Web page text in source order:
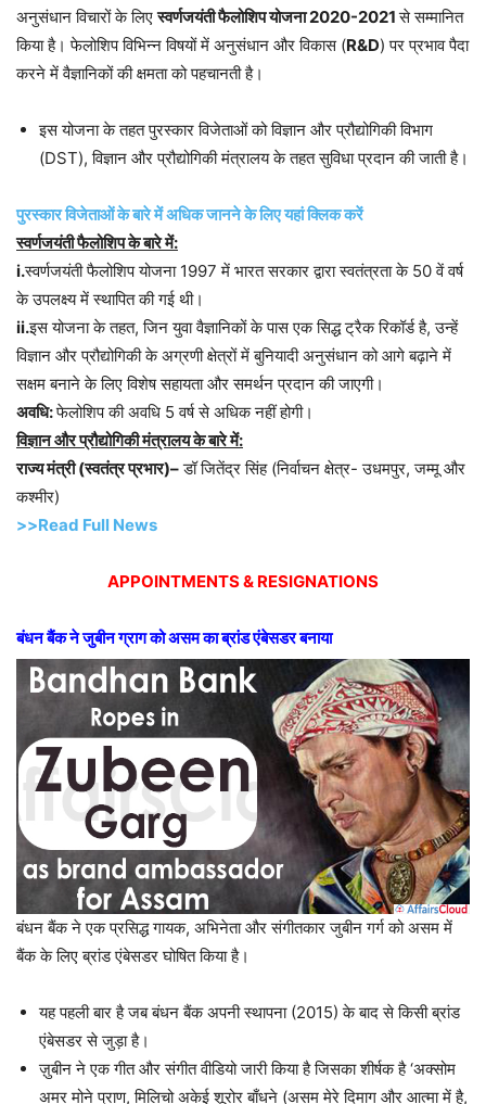
अनुसंधान विचारों के लिएस्वर्णजयंती फैलोशिप योजना 2020-2021से सम्मानित
किया है। फेलोशिप विभिन्न विषयों में अनुसंधान और विकास (R&D) पर प्रभाव पैदा
करने में वैज्ञानिकों की क्षमता को पहचानती है।
इस योजना के तहत पुरस्कार विजेताओं को विज्ञान और प्रौद्योगिकी विभाग
(DST), विज्ञान और प्रौद्योगिकी मंत्रालय के तहत सुविधा प्रदान की जाती है।
पुरस्कार विजेताओं के बारे में अधिक जानने के लिए यहां क्लिक करें
स्वर्णजयंती फैलोशिप के बारे में:
i.स्वर्णजयंती फैलोशिप योजना 1997 में भारत सरकार द्वारा स्वतंत्रता के 50 वें वर्ष
के उपलक्ष्य में स्थापित की गई थी।
ii.इस योजना के तहत, जिन युवा वैज्ञानिकों के पास एक सिद्ध ट्रैक रिकॉर्ड है, उन्हें
विज्ञान और प्रौद्योगिकी के अग्रणी क्षेत्रों में बुनियादी अनुसंधान को आगे बढ़ाने में
सक्षम बनाने के लिए विशेष सहायता और समर्थन प्रदान की जाएगी।
अवधि:फेलोशिप की अवधि 5 वर्ष से अधिक नहीं होगी।
विज्ञान और प्रौद्योगिकी मंत्रालय के बारे में:
राज्य मंत्री (स्वतंत्र प्रभार)–डॉ जितेंद्र सिंह (निर्वाचन क्षेत्र- उधमपुर, जम्मू और
कश्मीर)
>>Read Full News
APPOINTMENTS & RESIGNATIONS
बंधन बैंक ने जुबीन ग्राग को असम का ब्रांड एंबेसडर बनाया
बंधन बैंक ने एक प्रसिद्ध गायक, अभिनेता और संगीतकार जुबीन गर्ग को असम में
बैंक के लिए ब्रांड एंबेसडर घोषित किया है।
यह पहली बार है जब बंधन बैंक अपनी स्थापना (2015) के बाद से किसी ब्रांड
एंबेसडर से जुड़ा है।
ज़ुबीन ने एक गीत और संगीत वीडियो जारी किया है जिसका शीर्षक है ‘अक्सोम
अमर मोने प्राण, मिलिचो अकेई शूरोर बाँधने (असम मेरे दिमाग और आत्मा में है,